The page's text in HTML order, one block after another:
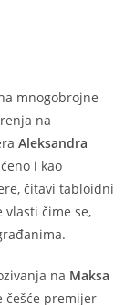
mnogobrojne
na
Aleksandra
i kao
čitavi tabloidni
čime se,
na Maksa
češće premijer